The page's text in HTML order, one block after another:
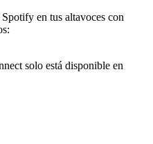
en tus altavoces con
solo está disponible en